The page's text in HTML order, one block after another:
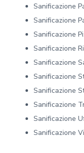
Sanificazione
Sanificazione
Sanificazione
Sanificazione
Sanificazione
Sanificazione
Sanificazione
Sanificazione
Sanificazione
Sanificazione